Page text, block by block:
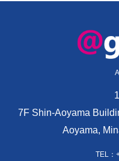
7F Shin-Aoyama
Aoyama,
TEL：